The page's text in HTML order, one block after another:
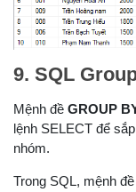
9. SQL
Mệnh đề GROUP
lệnh SELECT để
nhóm.
Trong SQL, mệnh